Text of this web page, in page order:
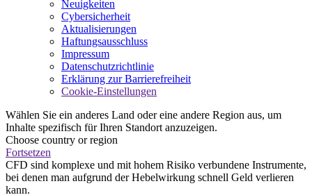
Neuigkeiten
Cybersicherheit
Aktualisierungen
Haftungsausschluss
Impressum
Datenschutzrichtlinie
Erklärung zur Barrierefreiheit
Cookie-Einstellungen
Wählen Sie ein anderes Land oder eine andere Region aus, um
Inhalte spezifisch für Ihren Standort anzuzeigen.
Choose country or region
Fortsetzen
CFD sind komplexe und mit hohem Risiko verbundene Instrumente,
bei denen man aufgrund der Hebelwirkung schnell Geld verlieren
kann.